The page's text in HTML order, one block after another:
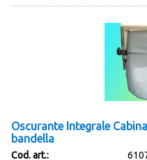
Oscurante Integrale
bandella
Cod. art.: